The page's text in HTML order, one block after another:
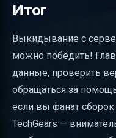
Итог
Выкидывание с
можно победить!
данные, проверить
обращаться за
если вы фанат сборок
TechGears —